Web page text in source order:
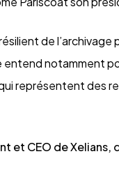
de
notamment
représentent des
et CEO de Xelians,